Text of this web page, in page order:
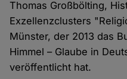
Thomas Großbölting,
Exzellenzclusters
Münster, der 2013 das
Himmel – Glaube in
veröffentlicht hat.